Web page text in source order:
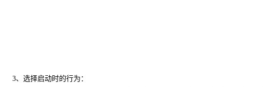
3、选择启动时的行为：